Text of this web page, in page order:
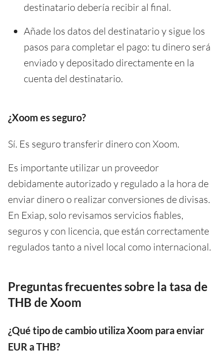
destinatario debería recibir al final.
Añade los datos del destinatario y sigue los
pasos para completar el pago: tu dinero será
enviado y depositado directamente en la
cuenta del destinatario.
¿Xoom es seguro?
Sí. Es seguro transferir dinero con Xoom.
Es importante utilizar un proveedor
debidamente autorizado y regulado a la hora de
enviar dinero o realizar conversiones de divisas.
En Exiap, solo revisamos servicios fiables,
seguros y con licencia, que están correctamente
regulados tanto a nivel local como internacional.
Preguntas frecuentes sobre la tasa de
THB de Xoom
¿Qué tipo de cambio utiliza Xoom para enviar
EUR a THB?